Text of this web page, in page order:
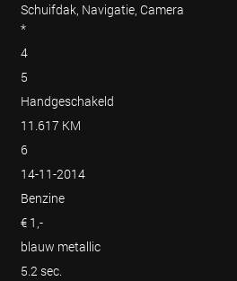
Schuifdak, Navigatie, Camera
*
4
5
Handgeschakeld
11.617 KM
6
14-11-2014
Benzine
€ 1,-
blauw metallic
5.2 sec.